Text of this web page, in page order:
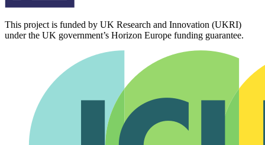
This project is funded by UK Research and Innovation (UKRI)
under the UK government’s Horizon Europe funding guarantee.